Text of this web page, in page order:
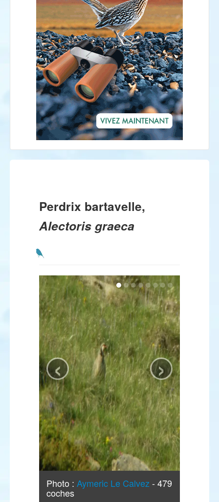
Perdrix bartavelle,
Alectoris graeca
Photo : Aymeric Le Calvez - 479
coches
‹ ›